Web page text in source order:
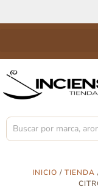
INICIO /TIENDA